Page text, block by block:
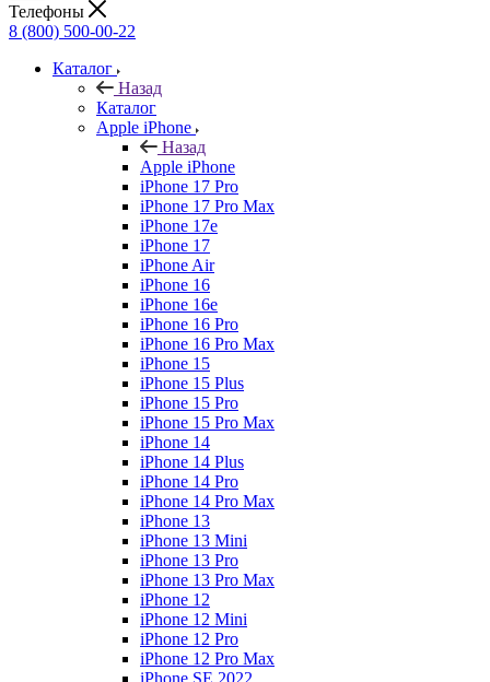
Телефоны
8 (800) 500-00-22
Каталог
Назад
Каталог
Apple iPhone
Назад
Apple iPhone
iPhone 17 Pro
iPhone 17 Pro Max
iPhone 17e
iPhone 17
iPhone Air
iPhone 16
iPhone 16e
iPhone 16 Pro
iPhone 16 Pro Max
iPhone 15
iPhone 15 Plus
iPhone 15 Pro
iPhone 15 Pro Max
iPhone 14
iPhone 14 Plus
iPhone 14 Pro
iPhone 14 Pro Max
iPhone 13
iPhone 13 Mini
iPhone 13 Pro
iPhone 13 Pro Max
iPhone 12
iPhone 12 Mini
iPhone 12 Pro
iPhone 12 Pro Max
iPhone SE 2022